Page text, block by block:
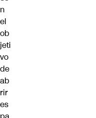
n
el
ob
jeti
vo
de
ab
rir
es